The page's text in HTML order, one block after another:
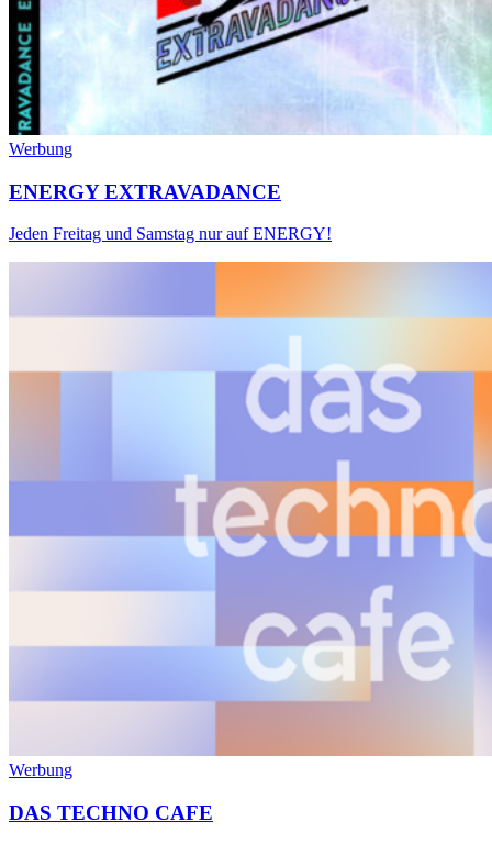
Werbung
ENERGY EXTRAVADANCE
Jeden Freitag und Samstag nur auf ENERGY!
Werbung
DAS TECHNO CAFE